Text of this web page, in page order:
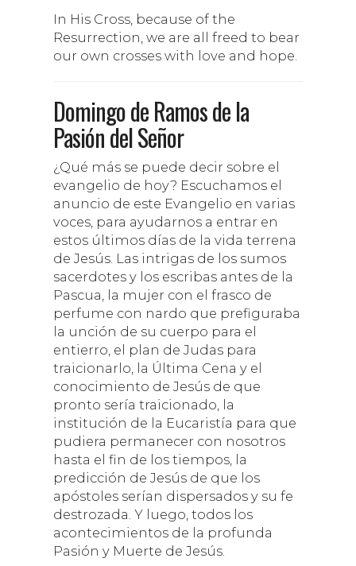
In His Cross, because of the
Resurrection, we are all freed to bear
our own crosses with love and hope.
Domingo de Ramos de la
Pasión del Señor
¿Qué más se puede decir sobre el
evangelio de hoy? Escuchamos el
anuncio de este Evangelio en varias
voces, para ayudarnos a entrar en
estos últimos días de la vida terrena
de Jesús. Las intrigas de los sumos
sacerdotes y los escribas antes de la
Pascua, la mujer con el frasco de
perfume con nardo que prefiguraba
la unción de su cuerpo para el
entierro, el plan de Judas para
traicionarlo, la Última Cena y el
conocimiento de Jesús de que
pronto sería traicionado, la
institución de la Eucaristía para que
pudiera permanecer con nosotros
hasta el fin de los tiempos, la
predicción de Jesús de que los
apóstoles serían dispersados y su fe
destrozada. Y luego, todos los
acontecimientos de la profunda
Pasión y Muerte de Jesús.